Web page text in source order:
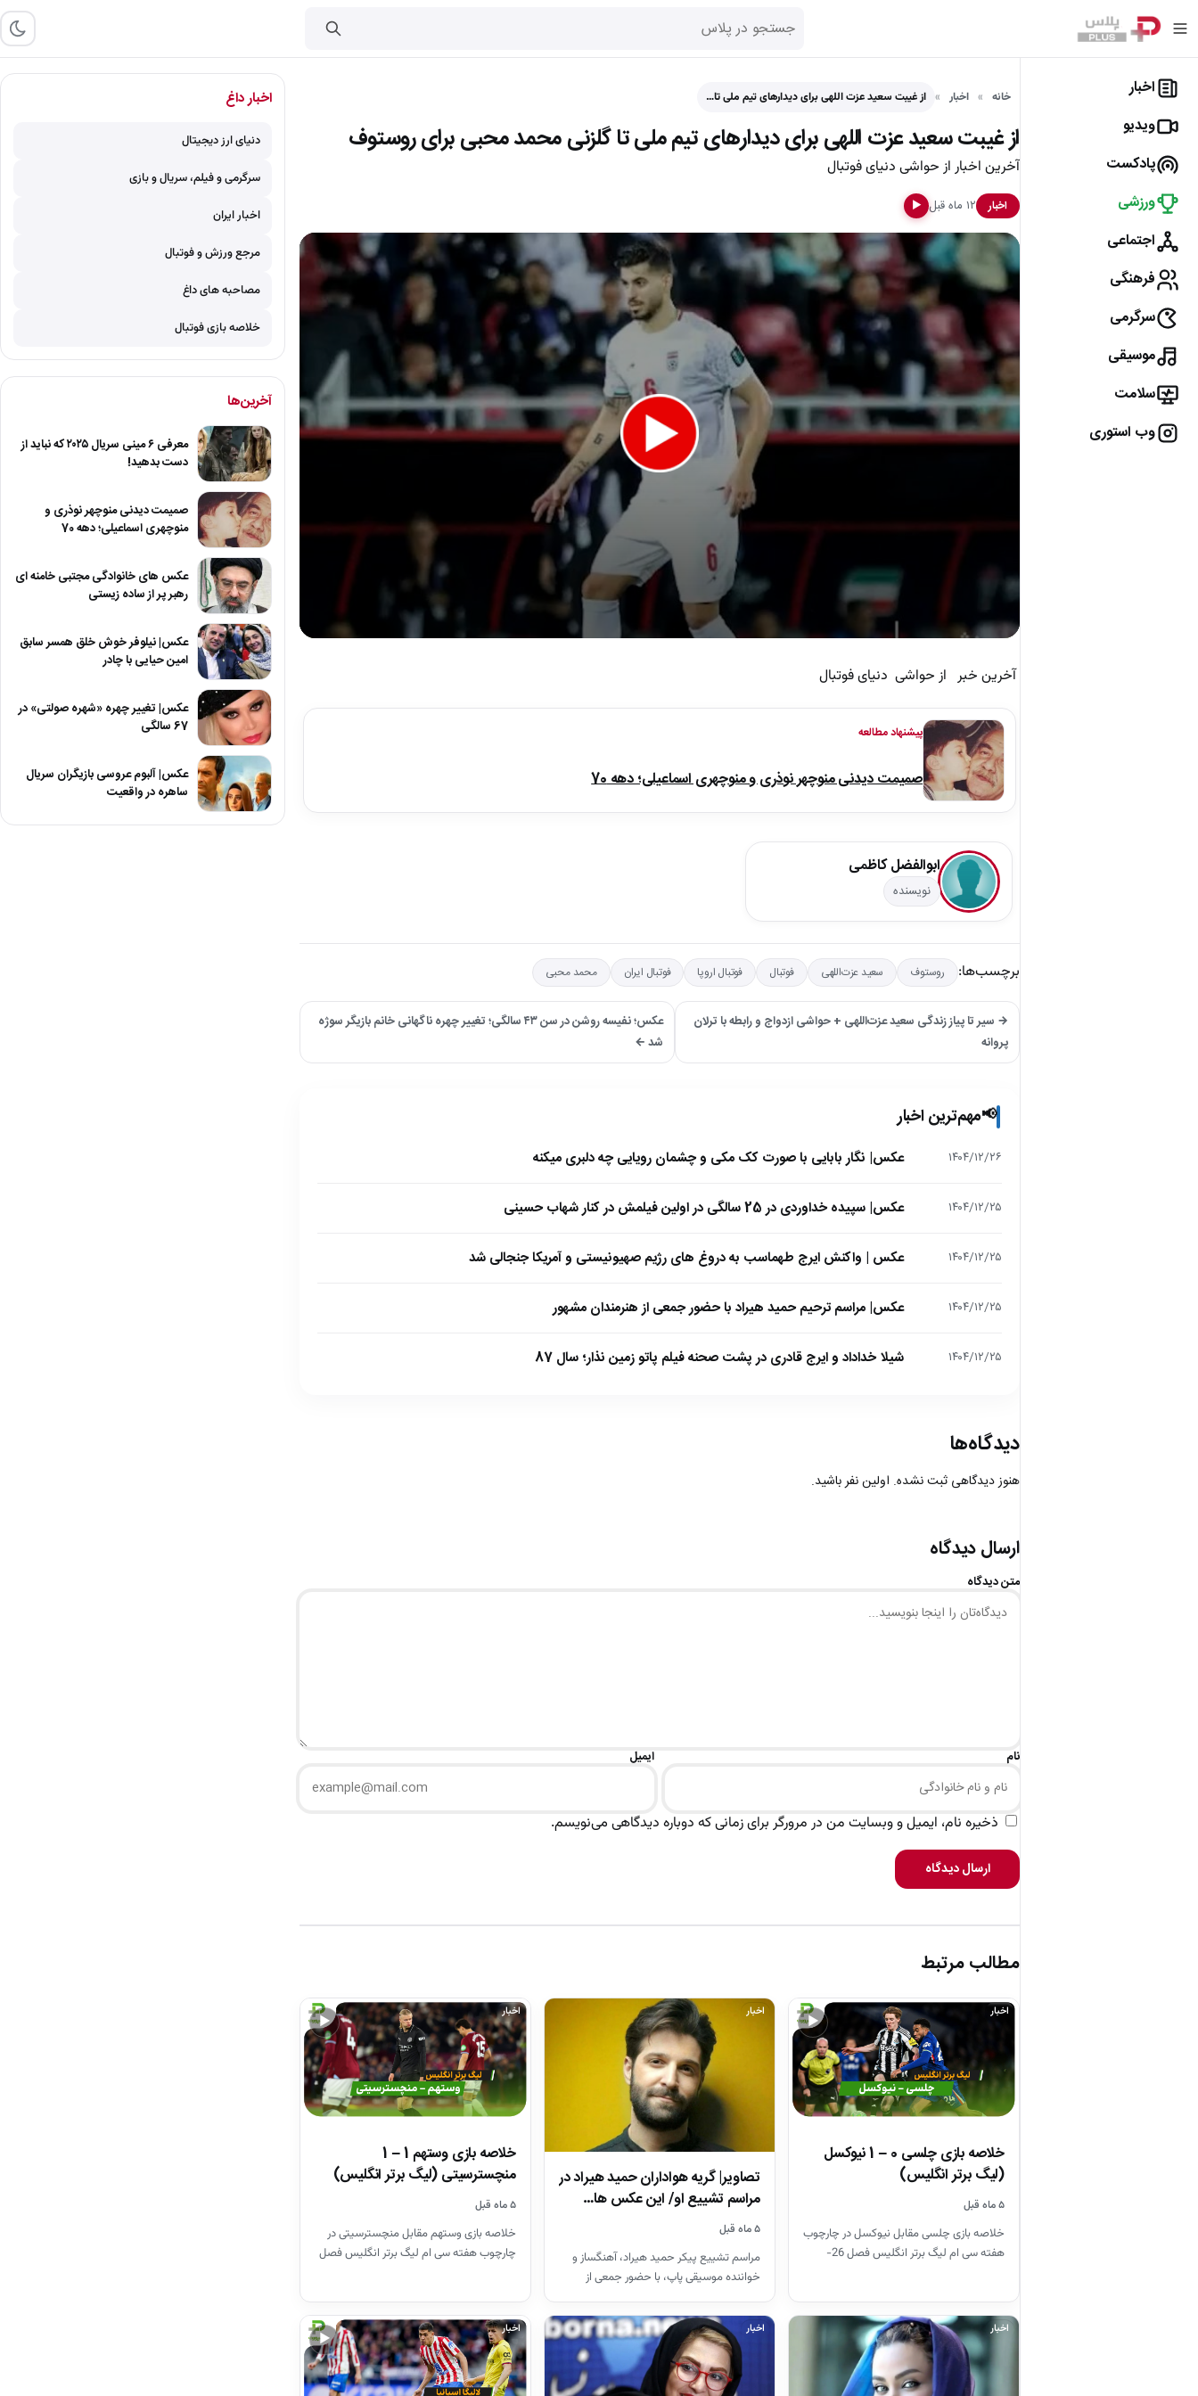
اخبار
ویدیو
پادکست
ورزشی
اجتماعی
فرهنگی
سرگرمی
موسیقی
سلامت
وب استوری
خانه اخبار از غیبت سعید عزت اللهی برای دیدارهای تیم ملی تا…
از غیبت سعید عزت اللهی برای دیدارهای تیم ملی تا گلزنی محمد محبی برای روستوف
آخرین اخبار از حواشی دنیای فوتبال
اخبار ۱۲ ماه قبل ▶
آخرین خبر از حواشی دنیای فوتبال
پیشنهاد مطالعه
صمیمت دیدنی منوچهر نوذری و منوچهری اسماعیلی؛ دهه 70
ابوالفضل کاظمی
نویسنده
برچسب‌ها: روستوف سعید عزت‌اللهی فوتبال فوتبال اروپا فوتبال ایران محمد محبی
→ سیر تا پیاز زندگی سعید عزت‌اللهی + حواشی ازدواج و رابطه با ترلان
پروانه
عکس؛ نفیسه روشن در سن ۴۳ سالگی؛ تغییر چهره ناگهانی خانم بازیگر سوژه
شد ←
📢مهم‌ترین اخبار
۱۴۰۴/۱۲/۲۶ عکس| نگار بابایی با صورت کک مکی و چشمان رویایی چه دلبری میکنه
۱۴۰۴/۱۲/۲۵ عکس| سپیده خداوردی در 25 سالگی در اولین فیلمش در کنار شهاب حسینی
۱۴۰۴/۱۲/۲۵ عکس | واکنش ایرج طهماسب به دروغ های رژیم صهیونیستی و آمریکا جنجالی شد
۱۴۰۴/۱۲/۲۵ عکس| مراسم ترحیم حمید هیراد با حضور جمعی از هنرمندان مشهور
۱۴۰۴/۱۲/۲۵ شیلا خداداد و ایرج قادری در پشت صحنه فیلم پاتو زمین نذار؛ سال 87
دیدگاه‌ها
هنوز دیدگاهی ثبت نشده. اولین نفر باشید.
ارسال دیدگاه
متن دیدگاه
نام ایمیل
ذخیره نام، ایمیل و وبسایت من در مرورگر برای زمانی که دوباره دیدگاهی می‌نویسم.
ارسال دیدگاه
مطالب مرتبط
▶
اخبار
خلاصه بازی چلسی 0 – 1 نیوکسل
(لیگ برتر انگلیس)
۵ ماه قبل
خلاصه بازی چلسی مقابل نیوکسل در چارچوب
هفته سی ام لیگ برتر انگلیس فصل 26-
اخبار
تصاویر| گریه هواداران حمید هیراد در
مراسم تشییع او/ این عکس ها…
۵ ماه قبل
مراسم تشییع پیکر حمید هیراد، آهنگساز و
خواننده موسیقی پاپ، با حضور جمعی از
▶
اخبار
خلاصه بازی وستهم 1 – 1
منچسترسیتی (لیگ برتر انگلیس)
۵ ماه قبل
خلاصه بازی وستهم مقابل منچسترسیتی در
چارچوب هفته سی ام لیگ برتر انگلیس فصل
اخبار اخبار
▶
اخبار
اخبار داغ
دنیای ارز دیجیتال
سرگرمی و فیلم، سریال و بازی
اخبار ایران
مرجع ورزش و فوتبال
مصاحبه های داغ
خلاصه بازی فوتبال
آخرین‌ها
معرفی ۶ مینی سریال ۲۰۲۵ که نباید از
دست بدهید!
صمیمت دیدنی منوچهر نوذری و
منوچهری اسماعیلی؛ دهه 70
عکس های خانوادگی مجتبی خامنه ای
رهبر پر از ساده زیستی
عکس| نیلوفر خوش خلق همسر سابق
امین حیایی با چادر
عکس| تغییر چهره «شهره صولتی» در
67 سالگی
عکس| آلبوم عروسی بازیگران سریال
ساهره در واقعیت